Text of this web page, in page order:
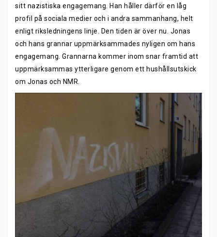
sitt nazistiska engagemang. Han håller därför en låg
profil på sociala medier och i andra sammanhang, helt
enligt riksledningens linje. Den tiden är över nu. Jonas
och hans grannar uppmärksammades nyligen om hans
engagemang. Grannarna kommer inom snar framtid att
uppmärksammas ytterligare genom ett hushållsutskick
om Jonas och NMR.